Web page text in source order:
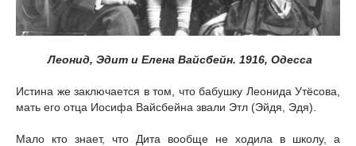
Леонид, Эдит и Елена Вайсбейн. 1916, Одесса
Истина же заключается в том, что бабушку Леонида Утёсова,
мать его отца Иосифа Вайсбейна звали Этл (Эйдя, Эдя).
Мало кто знает, что Дита вообще не ходила в школу, а